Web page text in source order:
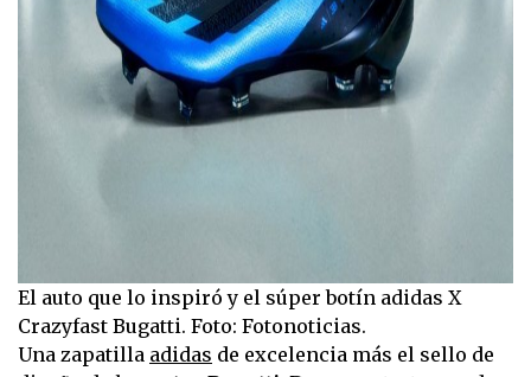
El auto que lo inspiró y el súper botín adidas X
Crazyfast Bugatti. Foto: Fotonoticias.
Una zapatilla adidas de excelencia más el sello de